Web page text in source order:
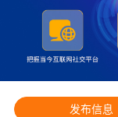
发布信息